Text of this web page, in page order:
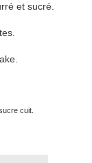
et sucré.
cuit.